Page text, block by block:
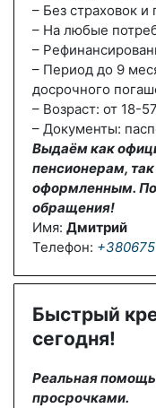
– Без страховок и
– На любые
–
– Период до 9
досрочного
– Возраст: от 18-
– Документы:
Выдаём как
пенсионерам,
оформленным.
обращения!
Имя: Дмитрий
Телефон:
Быстрый
сегодня!
Реальная помощь
просрочками.